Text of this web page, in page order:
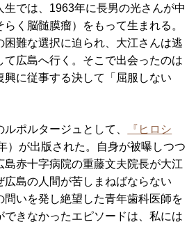
では、1963年に長男の光さんが中
く脳髄膜瘤）をもって生まれる。
困難な選択に迫られ、大江さんは逃
て広島へ行く。そこで出会ったのは
興に従事する決して「屈服しない
ポルタージュとして、
『ヒロシ
）が出版された。自身が被曝しつつ
島赤十字病院の重藤文夫院長が大江
広島の人間が苦しまねばならない
問いを発し絶望した青年歯科医師を
できなかったエピソードは、私には